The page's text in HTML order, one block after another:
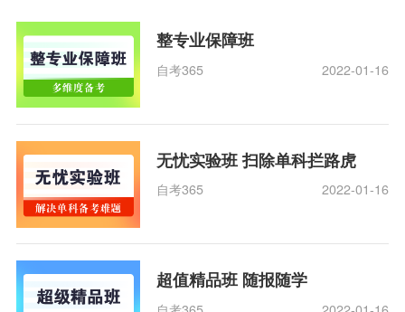
整专业保障班
自考365 2022-01-16
无忧实验班 扫除单科拦路虎
自考365 2022-01-16
超值精品班 随报随学